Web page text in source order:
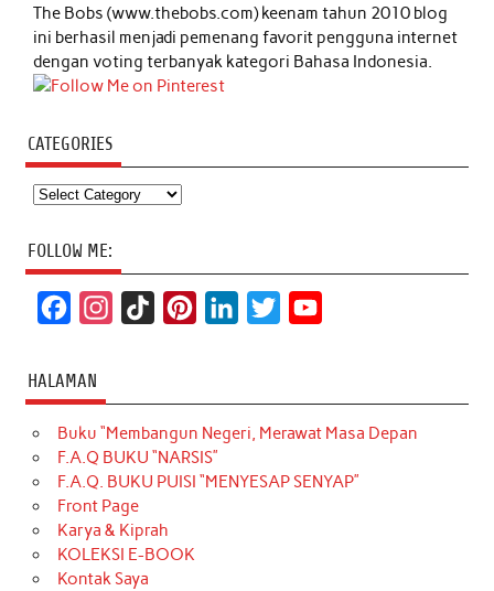
The Bobs (www.thebobs.com) keenam tahun 2010 blog
ini berhasil menjadi pemenang favorit pengguna internet
dengan voting terbanyak kategori Bahasa Indonesia.
CATEGORIES
Categories
FOLLOW ME:
c
e
b
o
o
k
t
a
g
r
a
m
T
o
k
t
e
r
k
e
d
t
t
e
T
u
b
HALAMAN
Buku “Membangun Negeri, Merawat Masa Depan
F.A.Q BUKU “NARSIS”
F.A.Q. BUKU PUISI “MENYESAP SENYAP”
Front Page
Karya & Kiprah
KOLEKSI E-BOOK
Kontak Saya